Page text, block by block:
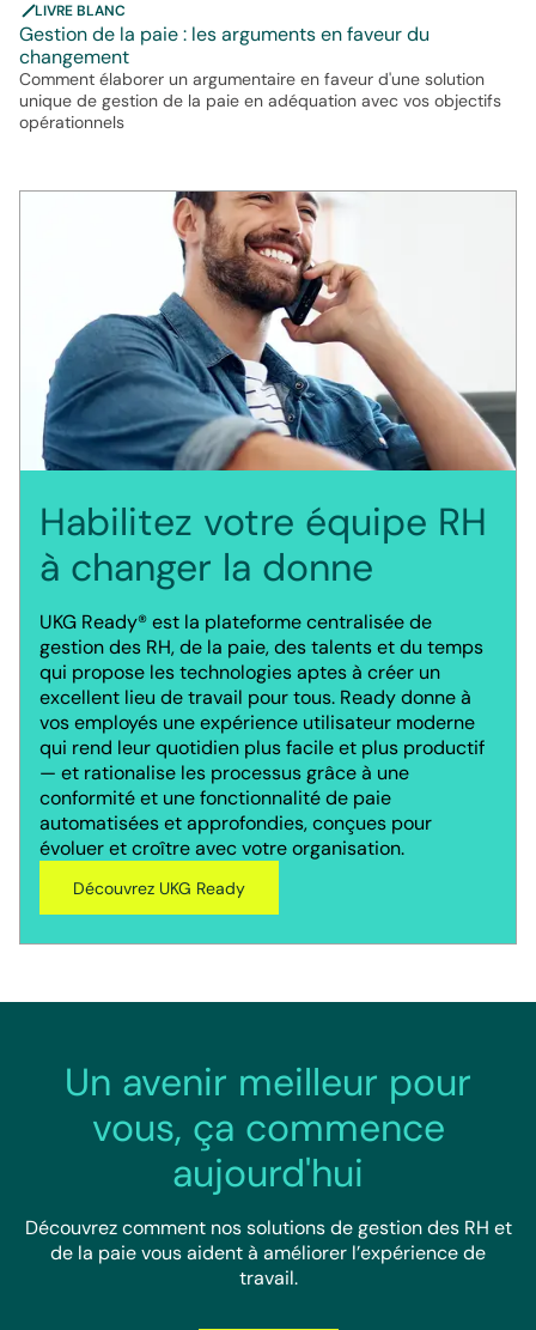
LIVRE BLANC
Gestion de la paie : les arguments en faveur du
changement
Comment élaborer un argumentaire en faveur d'une solution
unique de gestion de la paie en adéquation avec vos objectifs
opérationnels
Habilitez votre équipe RH
à changer la donne
UKG Ready® est la plateforme centralisée de
gestion des RH, de la paie, des talents et du temps
qui propose les technologies aptes à créer un
excellent lieu de travail pour tous. Ready donne à
vos employés une expérience utilisateur moderne
qui rend leur quotidien plus facile et plus productif
— et rationalise les processus grâce à une
conformité et une fonctionnalité de paie
automatisées et approfondies, conçues pour
évoluer et croître avec votre organisation.
Découvrez UKG Ready
Un avenir meilleur pour
vous, ça commence
aujourd'hui
Découvrez comment nos solutions de gestion des RH et
de la paie vous aident à améliorer l’expérience de
travail.